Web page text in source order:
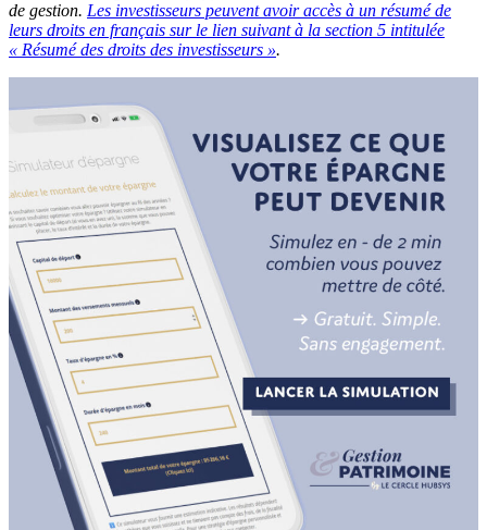
de gestion. Les investisseurs peuvent avoir accès à un résumé de
leurs droits en français sur le lien suivant à la section 5 intitulée
« Résumé des droits des investisseurs ».